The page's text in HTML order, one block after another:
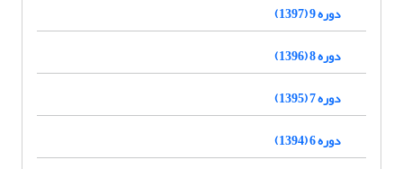
دوره 9 (1397)
دوره 8 (1396)
دوره 7 (1395)
دوره 6 (1394)